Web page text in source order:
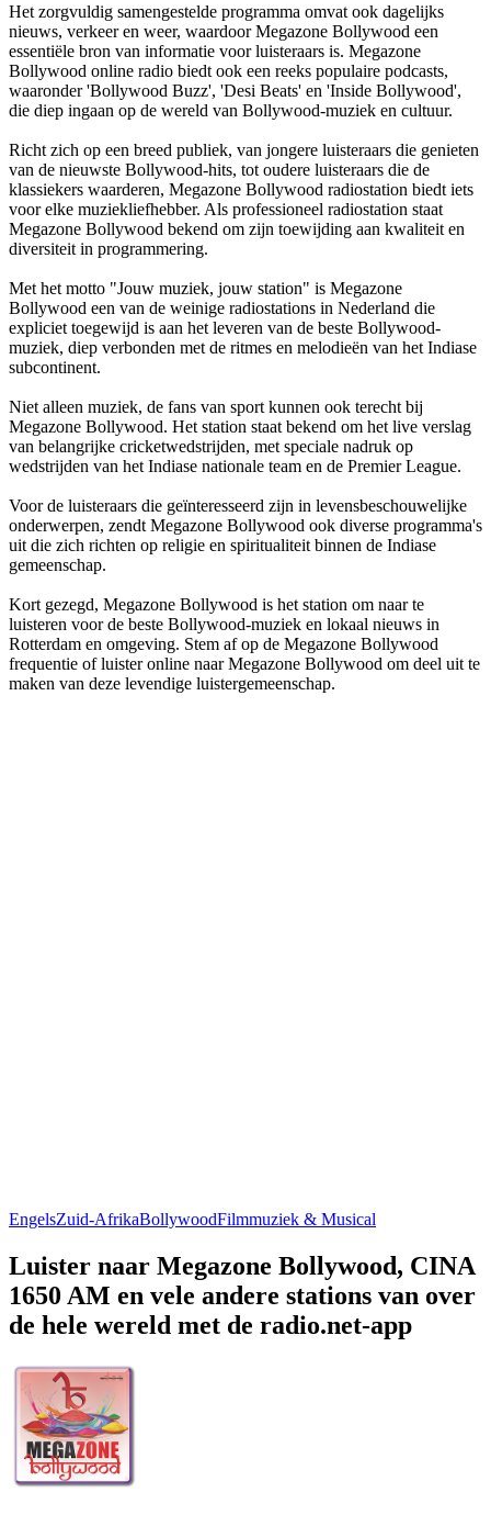
Het zorgvuldig samengestelde programma omvat ook dagelijks
nieuws, verkeer en weer, waardoor Megazone Bollywood een
essentiële bron van informatie voor luisteraars is. Megazone
Bollywood online radio biedt ook een reeks populaire podcasts,
waaronder 'Bollywood Buzz', 'Desi Beats' en 'Inside Bollywood',
die diep ingaan op de wereld van Bollywood-muziek en cultuur.
Richt zich op een breed publiek, van jongere luisteraars die genieten
van de nieuwste Bollywood-hits, tot oudere luisteraars die de
klassiekers waarderen, Megazone Bollywood radiostation biedt iets
voor elke muziekliefhebber. Als professioneel radiostation staat
Megazone Bollywood bekend om zijn toewijding aan kwaliteit en
diversiteit in programmering.
Met het motto "Jouw muziek, jouw station" is Megazone
Bollywood een van de weinige radiostations in Nederland die
expliciet toegewijd is aan het leveren van de beste Bollywood-
muziek, diep verbonden met de ritmes en melodieën van het Indiase
subcontinent.
Niet alleen muziek, de fans van sport kunnen ook terecht bij
Megazone Bollywood. Het station staat bekend om het live verslag
van belangrijke cricketwedstrijden, met speciale nadruk op
wedstrijden van het Indiase nationale team en de Premier League.
Voor de luisteraars die geïnteresseerd zijn in levensbeschouwelijke
onderwerpen, zendt Megazone Bollywood ook diverse programma's
uit die zich richten op religie en spiritualiteit binnen de Indiase
gemeenschap.
Kort gezegd, Megazone Bollywood is het station om naar te
luisteren voor de beste Bollywood-muziek en lokaal nieuws in
Rotterdam en omgeving. Stem af op de Megazone Bollywood
frequentie of luister online naar Megazone Bollywood om deel uit te
maken van deze levendige luistergemeenschap.
EngelsZuid-AfrikaBollywoodFilmmuziek & Musical
Luister naar Megazone Bollywood, CINA
1650 AM en vele andere stations van over
de hele wereld met de radio.net-app